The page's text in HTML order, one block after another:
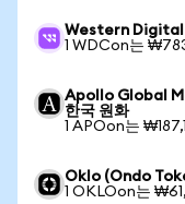
Western Digital
1 WDCon는
Apollo Global
한국 원화
1 APOon는
Oklo (Ondo
1 OKLOon는